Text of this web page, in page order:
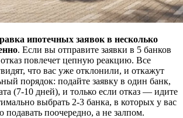
ипотечных заявок в несколько
. Если вы отправите заявки в 5 банков
повлечет цепную реакцию. Все
что вас уже отклонили, и откажут
порядок: подайте заявку в один банк,
(7-10 дней), и только если отказ — идите
выбрать 2-3 банка, в которых у вас
поочередно, а не залпом.